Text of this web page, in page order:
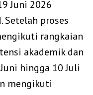
Juni 2026
Setelah proses
rangkaian
akademik dan
hingga 10 Juli
mengikuti